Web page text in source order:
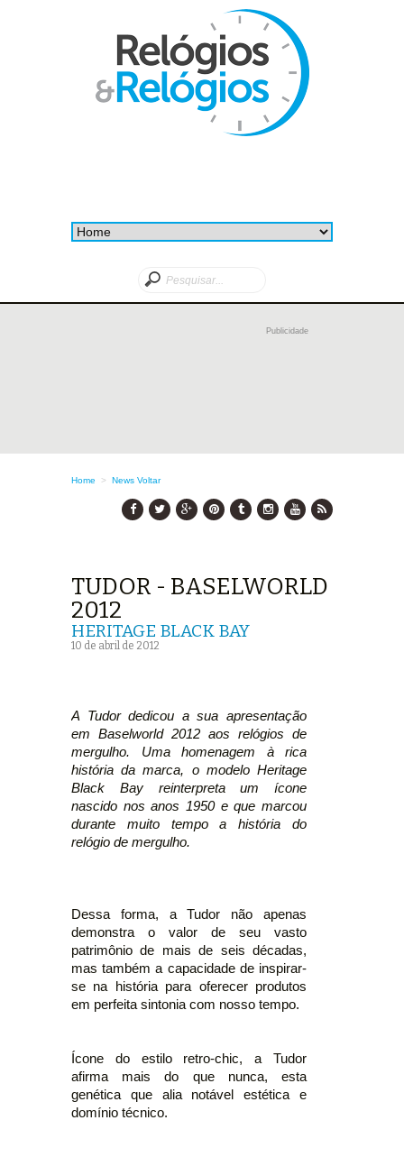
Publicidade
Home > News Voltar
TUDOR - BASELWORLD
2012
HERITAGE BLACK BAY
10 de abril de 2012
A Tudor dedicou a sua apresentação
em Baselworld 2012 aos relógios de
mergulho. Uma homenagem à rica
história da marca, o modelo Heritage
Black Bay reinterpreta um ícone
nascido nos anos 1950 e que marcou
durante muito tempo a história do
relógio de mergulho.
Dessa forma, a Tudor não apenas
demonstra o valor de seu vasto
patrimônio de mais de seis décadas,
mas também a capacidade de inspirar-
se na história para oferecer produtos
em perfeita sintonia com nosso tempo.
Ícone do estilo retro-chic, a Tudor
afirma mais do que nunca, esta
genética que alia notável estética e
domínio técnico.